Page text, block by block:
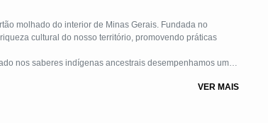
molhado do interior de Minas Gerais. Fundada no
cultural do nosso território, promovendo práticas
ancestrais desempenhamos um
aroeira, eucalipto e baru, respeitando o meio ambiente
VER MAIS